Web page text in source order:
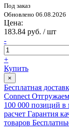
Под заказ
Обновлено 06.08.2026
Цена:
183.84 руб. / шт
-
+
Купить
×
Бесплатная
Connect
100 000 позиций в
расчет Гарантия
товаров